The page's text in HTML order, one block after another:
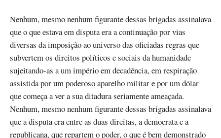
Nenhum, mesmo nenhum figurante dessas brigadas assinalava
que o que estava em disputa era a continuação por vias
diversas da imposição ao universo das oficiadas regras que
subvertem os direitos políticos e sociais da humanidade
sujeitando-as a um império em decadência, em respiração
assistida por um poderoso aparelho militar e por um dólar
que começa a ver a sua ditadura seriamente ameaçada.
Nenhum, mesmo nenhum figurante dessas brigadas assinalava
que a disputa era entre as duas direitas, a democrata e a
republicana, que repartem o poder, o que é bem demonstrado